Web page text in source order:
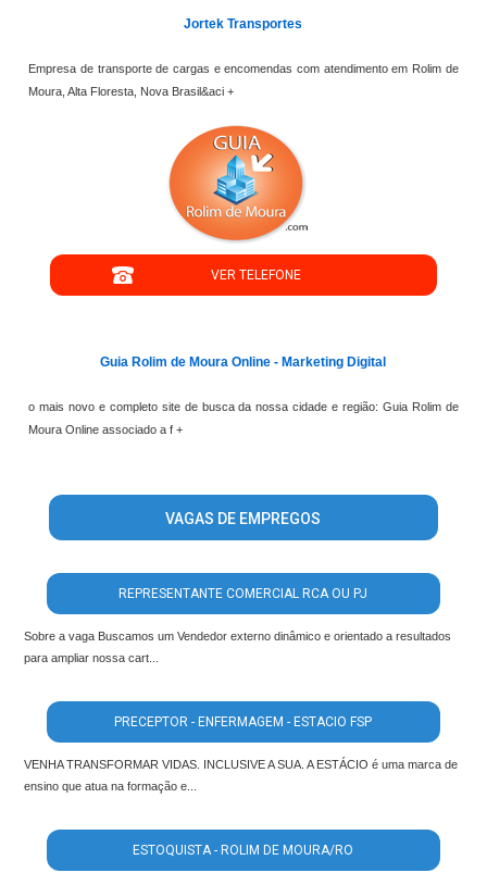
Jortek Transportes
Empresa de transporte de cargas e encomendas com atendimento em Rolim de
Moura, Alta Floresta, Nova Brasil&aci +
VER TELEFONE
Guia Rolim de Moura Online - Marketing Digital
o mais novo e completo site de busca da nossa cidade e região: Guia Rolim de
Moura Online associado a f +
VAGAS DE EMPREGOS
REPRESENTANTE COMERCIAL RCA OU PJ
Sobre a vaga Buscamos um Vendedor externo dinâmico e orientado a resultados
para ampliar nossa cart...
PRECEPTOR - ENFERMAGEM - ESTACIO FSP
VENHA TRANSFORMAR VIDAS. INCLUSIVE A SUA. A ESTÁCIO é uma marca de
ensino que atua na formação e...
ESTOQUISTA - ROLIM DE MOURA/RO